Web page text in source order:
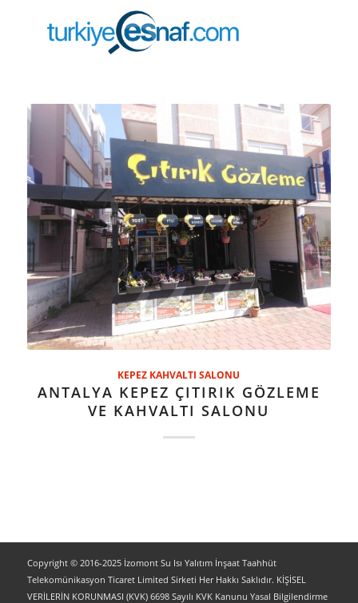
KEPEZ KAHVALTI SALONU
ANTALYA KEPEZ ÇITIRIK GÖZLEME
VE KAHVALTI SALONU
Copyright © 2016-2025 İzomont Su Isı Yalıtım İnşaat Taahhüt
Telekomünikasyon Ticaret Limited Sirketi Her Hakkı Saklıdır. KİŞİSEL
VERİLERİN KORUNMASI (KVK) 6698 Sayılı KVK Kanunu Yasal Bilgilendirme